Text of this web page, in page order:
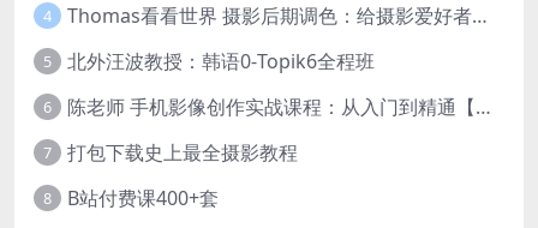
4 Thomas看看世界 摄影后期调色：给摄影爱好者的色彩课 网盘下载
5 北外汪波教授：韩语0-Topik6全程班
6 陈老师 手机影像创作实战课程：从入门到精通【完结】
7 打包下载史上最全摄影教程
8 B站付费课400+套